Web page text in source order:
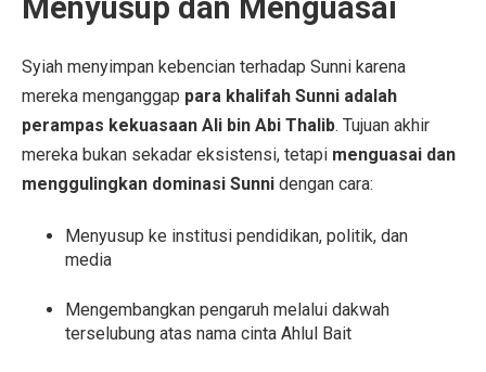
Menyusup dan Menguasai
Syiah menyimpan kebencian terhadap Sunni karena
mereka menganggap para khalifah Sunni adalah
perampas kekuasaan Ali bin Abi Thalib. Tujuan akhir
mereka bukan sekadar eksistensi, tetapi menguasai dan
menggulingkan dominasi Sunni dengan cara:
Menyusup ke institusi pendidikan, politik, dan
media
Mengembangkan pengaruh melalui dakwah
terselubung atas nama cinta Ahlul Bait